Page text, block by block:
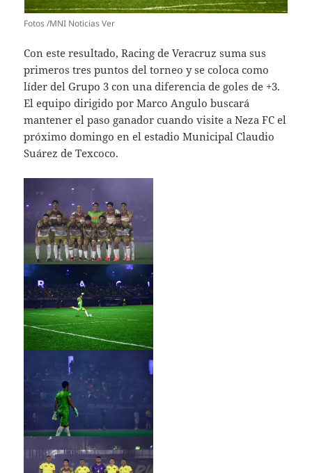
Fotos /MNI Noticias Ver
Con este resultado, Racing de Veracruz suma sus
primeros tres puntos del torneo y se coloca como
líder del Grupo 3 con una diferencia de goles de +3.
El equipo dirigido por Marco Angulo buscará
mantener el paso ganador cuando visite a Neza FC el
próximo domingo en el estadio Municipal Claudio
Suárez de Texcoco.